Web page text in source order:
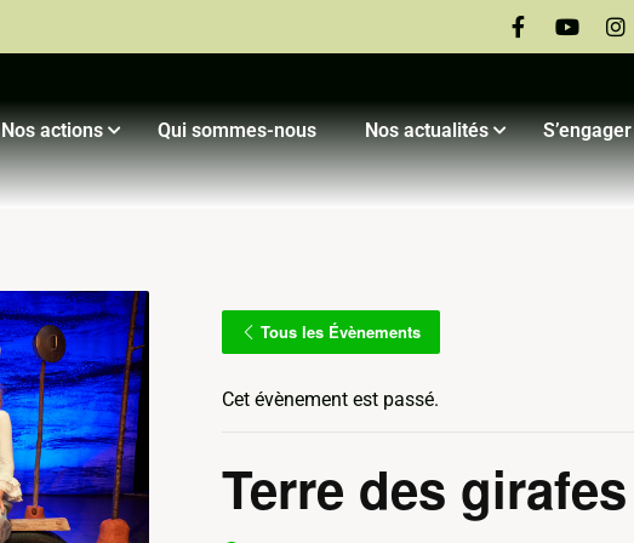
Nos actions
Compagnie Yaak’Art
Saison Culturelle
Qui sommes-nous Nos actualités S’engager
Tous les Évènements
Cet évènement est passé.
Terre des girafes